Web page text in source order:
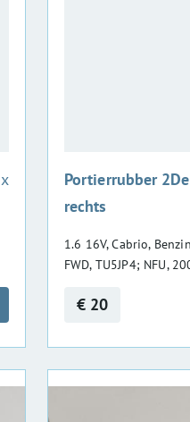
Portierrubber
rechts
1.6 16V, Cabrio,
FWD, TU5JP4; NFU,
€ 20